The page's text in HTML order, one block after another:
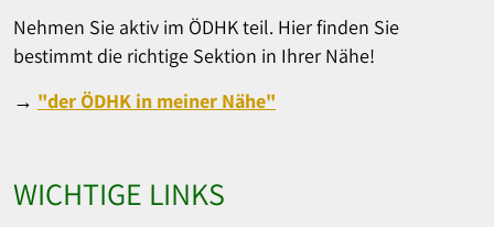
Nehmen Sie aktiv im ÖDHK teil. Hier finden Sie
bestimmt die richtige Sektion in Ihrer Nähe!
→ "der ÖDHK in meiner Nähe"
WICHTIGE LINKS